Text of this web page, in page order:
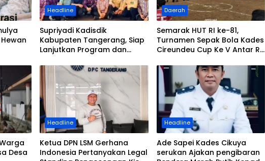
Headline
Supriyadi Kadisdik
Kabupaten Tangerang, Siap
Lanjutkan Program dan
Daerah
Semarak HUT RI ke-81,
Turnamen Sepak Bola Kades
Cireundeu Cup Ke V Antar RT
Lapangan FC Family
Desa
Headline
Ketua DPN LSM Gerhana
Indonesia Pertanyakan Legal
Headline
Ade Sapei Kades Cikuya
serukan Ajakan pengibaran